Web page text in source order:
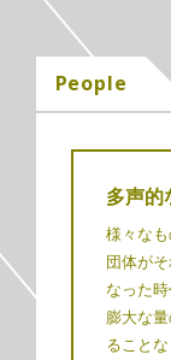
People
多声的
様々な
団体が
なった
膨大な
ること